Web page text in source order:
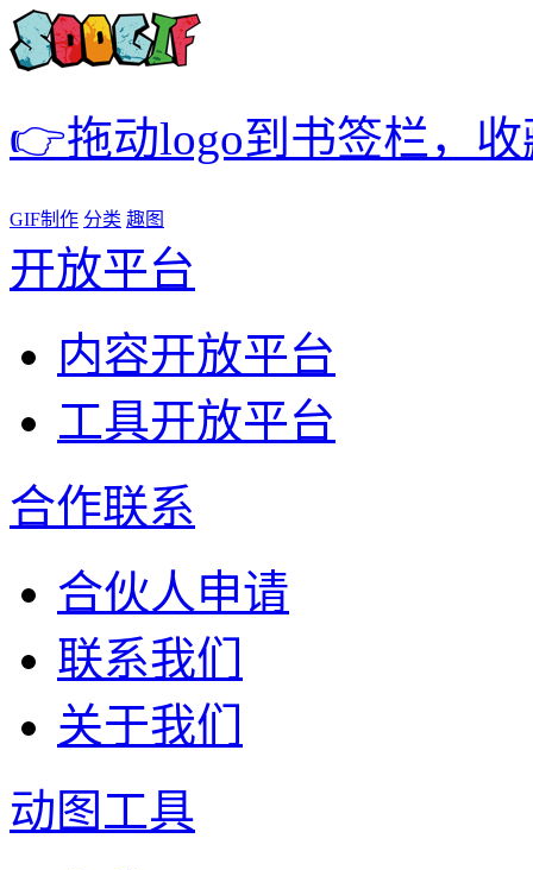
👉拖动logo到书签栏，
GIF制作 分类 趣图
开放平台
内容开放平台
工具开放平台
合作联系
合伙人申请
联系我们
关于我们
动图工具